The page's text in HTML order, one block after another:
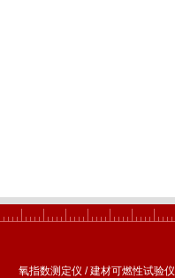
氧指数测定仪 /建材可燃性试验仪